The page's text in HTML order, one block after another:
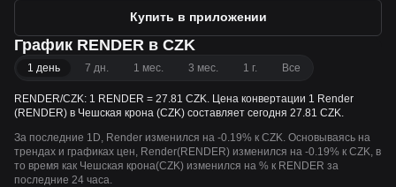
Купить в приложении
График RENDER в CZK
1 день 7 дн. 1 мес. 3 мес. 1 г. Все
RENDER/CZK: 1 RENDER = 27.81 CZK. Цена конвертации 1 Render
(RENDER) в Чешская крона (CZK) составляет сегодня 27.81 CZK.
За последние 1D, Render изменился на -0.19% к CZK. Основываясь на
трендах и графиках цен, Render(RENDER) изменился на -0.19% к CZK, в
то время как Чешская крона(CZK) изменился на % к RENDER за
последние 24 часа.